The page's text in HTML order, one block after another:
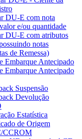
DU-E com nota
e/ou quantidade
DU-E com atributos
notas
de Remessa)
Embarque Antecipado
Embarque Antecipado
Suspensão
Devolução
Estatística
de Origem
CCROM